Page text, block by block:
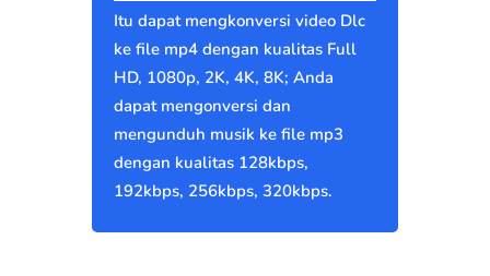
Itu dapat mengkonversi video Dlc
ke file mp4 dengan kualitas Full
HD, 1080p, 2K, 4K, 8K; Anda
dapat mengonversi dan
mengunduh musik ke file mp3
dengan kualitas 128kbps,
192kbps, 256kbps, 320kbps.